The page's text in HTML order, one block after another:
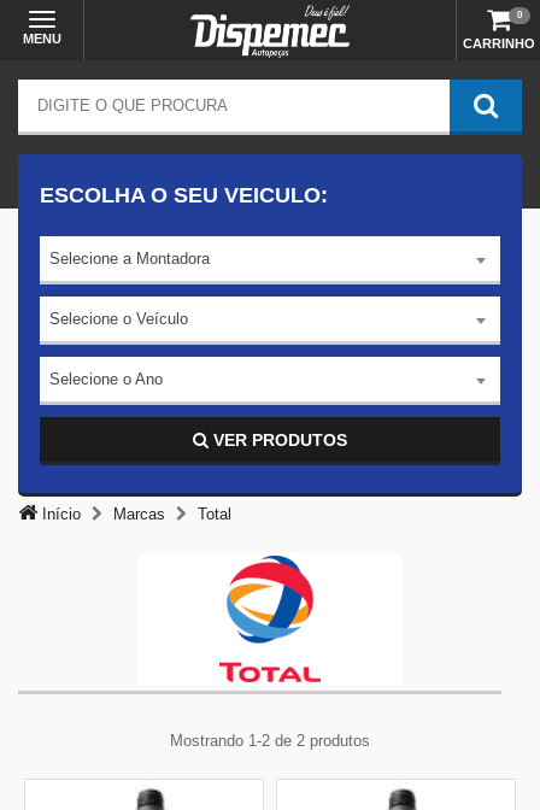
MENU CARRINHO
0
ESCOLHA O SEU VEICULO:
Selecione a Montadora
Selecione o Veículo
Selecione o Ano
VER PRODUTOS
Início Marcas Total
Mostrando 1-2 de 2 produtos